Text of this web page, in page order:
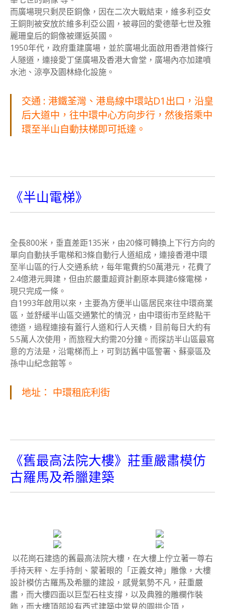
而廣場現只剩昃臣銅像，因在二次大戰結束，維多利亞女
王銅則被安放於維多利亞公園，被尋回的愛德華七世及雅
麗珊皇后的銅像被運返英國。
1950年代，政府重建廣場，並於廣場北面啟用香港首條行
人隧道，連接愛丁堡廣場及香港大會堂，廣場內亦加建噴
水池、涼亭及園林綠化設施。
交通 : 港鐵荃灣、港島線中環站D1出口，沿皇
后大道中，往中環中心方向步行，然後搭乘中
環至半山自動扶梯即可抵達。
《半山電梯》
全長800米，垂直差距135米，由20條可轉換上下行方向的
單向自動扶手電梯和3條自動行人道組成，連接香港中環
至半山區的行人交通系統，每年電費約50萬港元，花費了
2.4億港元興建，但由於嚴重超資計劃原本興建6條電梯，
現只完成一條。
自1993年啟用以來，主要為方便半山區居民來往中環商業
區，並舒緩半山區交通繁忙的情況，由中環街市至終點干
德道，過程連接有蓋行人道和行人天橋，目前每日大約有
5.5萬人次使用，而旅程大約需20分鐘。而探訪半山區最寫
意的方法是，沿電梯而上，可到訪舊中區警署、蘇豪區及
孫中山紀念館等。
地址： 中環租庇利街
《舊最高法院大樓》莊重嚴肅模仿
古羅馬及希臘建築
以花崗石建造的舊最高法院大樓，在大樓上佇立著一尊右
手持天秤、左手持劍、蒙著眼的「正義女神」雕像，大樓
設計模仿古羅馬及希臘的建設，感覺氣勢不凡，莊重嚴
肅，而大樓四面以巨型石柱支撐，以及典雅的雕欄作裝
飾，而大樓頂部設有西式建築中常見的圓拱企頂，